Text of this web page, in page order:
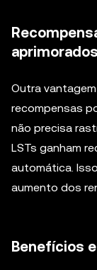
aprimorados
Outra
recompensas
não precisa
LSTs ganham
automática.
aumento dos
Benefícios